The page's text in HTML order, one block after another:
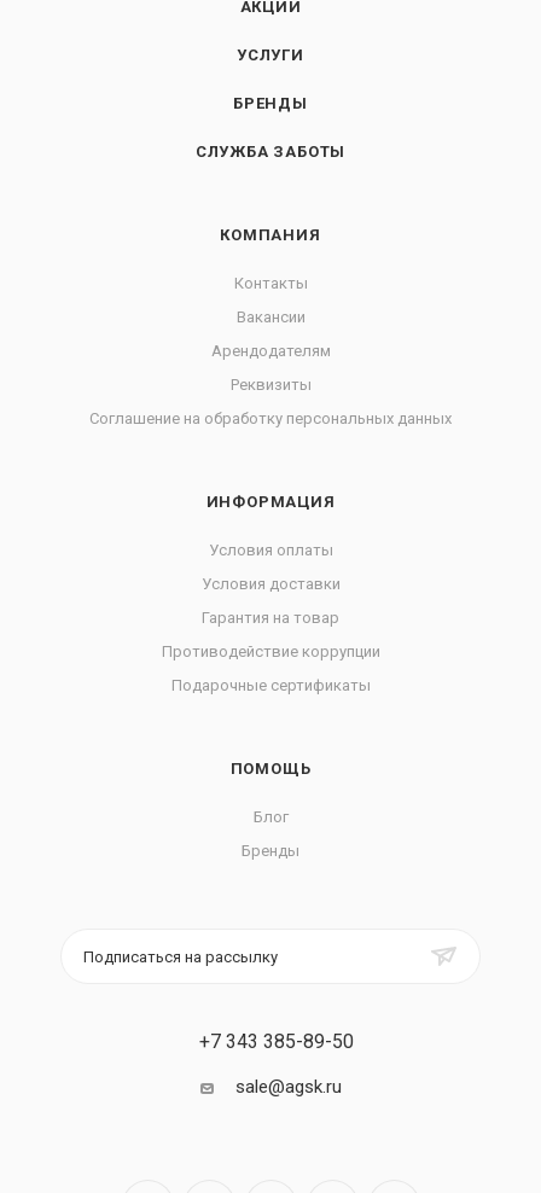
АКЦИИ
УСЛУГИ
БРЕНДЫ
СЛУЖБА ЗАБОТЫ
КОМПАНИЯ
Контакты
Вакансии
Арендодателям
Реквизиты
Соглашение на обработку персональных данных
ИНФОРМАЦИЯ
Условия оплаты
Условия доставки
Гарантия на товар
Противодействие коррупции
Подарочные сертификаты
ПОМОЩЬ
Блог
Бренды
Подписаться на рассылку
+7 343 385-89-50
sale@agsk.ru